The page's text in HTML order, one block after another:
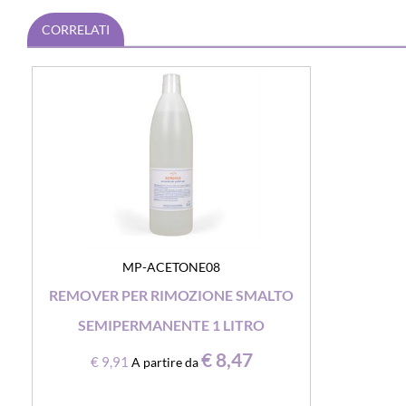
CORRELATI
MP-ACETONE08
REMOVER PER RIMOZIONE SMALTO
SEMIPERMANENTE 1 LITRO
€ 9,91 A partire da€ 8,47